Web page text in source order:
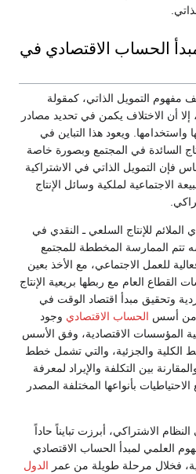
الحساب الاقتصادي في
التمويل الذاتي، كمقولة
أن الاختلاف يكمن في تحديد مصادر
ويعود هذا التباين في
السائدة في المجتمع وبصورة خاصة
التمويل الذاتي في الاشتراكية
لملكية وسائل الإنتاج
للإنتاج السلعي ـ النقدي في
الممارسة المخططة للمجتمع
للعمل الاجتماعي، مع الأخذ بعين
العام مع ربطها بريعية الإنتاج
وتحقيق مبدأ اقتصاد الوقت في
أسسالحساب الاقتصاديوجود
المؤسسات الاقتصادية، وفق الأسس
الكلية والجزئية، والتي تشمل خطط
بين التكلفة والإيراد لمعرفة
بأنواعها المختلفة المصدر
الاشتراكي، أبرزت تبايناً حاداً
العلمي لمبدأ الحساب الاقتصادي
فخلال مرحلة طويلة من عمرالدول